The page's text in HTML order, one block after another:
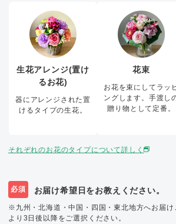
生花アレンジ(置け
るお花)
器にアレンジされた置
けるタイプの生花。
花束
お花を束にしてラッ
ングします。手渡し
贈り物として定番。
それぞれのお花のタイプについて詳しく
必須 お届け希望日をお教えください。
※九州・北海道・中国・四国・東北地方へお届け
より3日後以降をご選択ください。